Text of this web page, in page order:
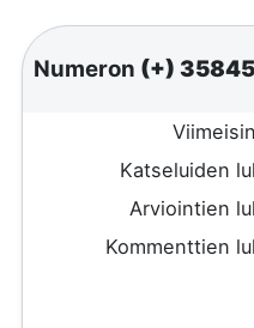
Numeron (+)
Katseluiden
Arviointien
Kommenttien